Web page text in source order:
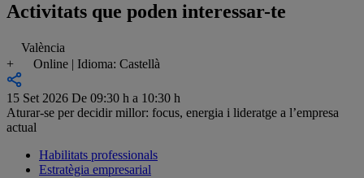
Activitats que poden interessar-te
València
+
Online | Idioma: Castellà
15 Set 2026 De 09:30 h a 10:30 h
Aturar-se per decidir millor: focus, energia i lideratge a l’empresa
actual
Habilitats professionals
Estratègia empresarial